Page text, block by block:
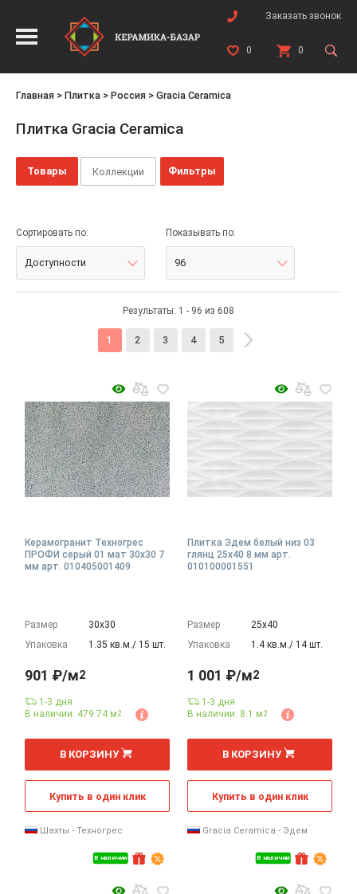
Заказать звонок
0 0
Главная > Плитка > Россия > Gracia Ceramica
Плитка Gracia Ceramica
Товары Коллекции Фильтры
Сортировать по:
Доступности
Показывать по:
96
Результаты: 1 - 96 из 608
1 2 3 4 5
Керамогранит Техногрес
ПРОФИ серый 01 мат 30x30 7
мм арт. 010405001409
Размер
30х30
Упаковка
1.35 кв.м./ 15 шт.
В наличии
901 ₽/м2
1-3 дня
В наличии: 479.74 м2
м
В КОРЗИНУ
Купить в один клик
Шахты - Техногрес
Плитка Эдем белый низ 03
глянц 25x40 8 мм арт.
010100001551
Размер
25х40
Упаковка
1.4 кв.м./ 14 шт.
В наличии
1 001 ₽/м2
1-3 дня
В наличии: 8.1 м2
м
В КОРЗИНУ
Купить в один клик
Gracia Ceramica - Эдем